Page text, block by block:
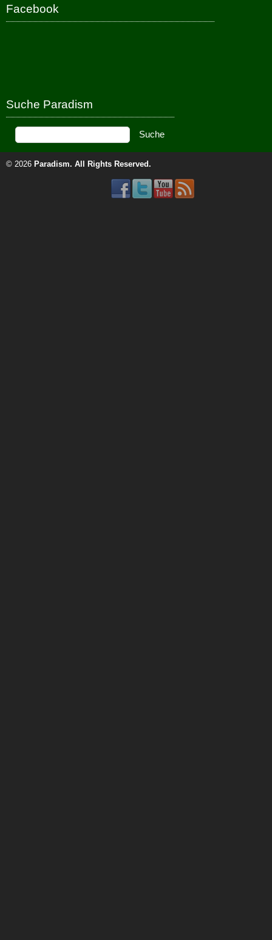
Facebook
Suche Paradism
© 2026 Paradism. All Rights Reserved.